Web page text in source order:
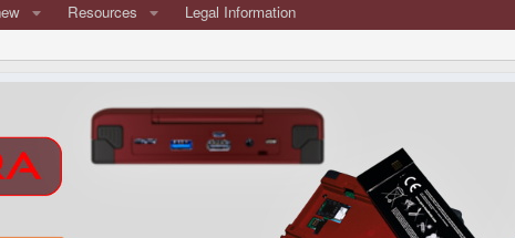
Resources Legal Information